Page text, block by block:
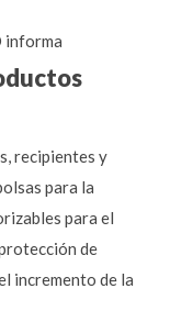
informa
recipientes y
para la
para el
de
incremento de la